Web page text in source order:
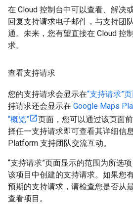
在 Cloud 控制台中可以查看、解决
回复支持请求电子邮件，与支持团
通。未来，您有望直接在 Cloud 控
求。
查看支持请求
您的支持请求会显示在“支持请求”
持请求还会显示在 Google Maps
“概览”
页面，您可以通过该页面
择任一支持请求即可查看其详细信
Platform 支持团队交流互动。
“支持请求”页面显示的范围为所选
该项目中创建的支持请求。如果您
预期的支持请求，请检查您是否从
查看项目。